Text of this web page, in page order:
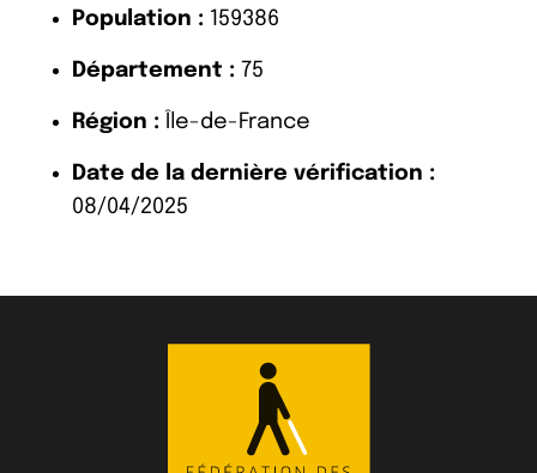
Population : 159386
Département : 75
Région : Île-de-France
Date de la dernière vérification :
08/04/2025